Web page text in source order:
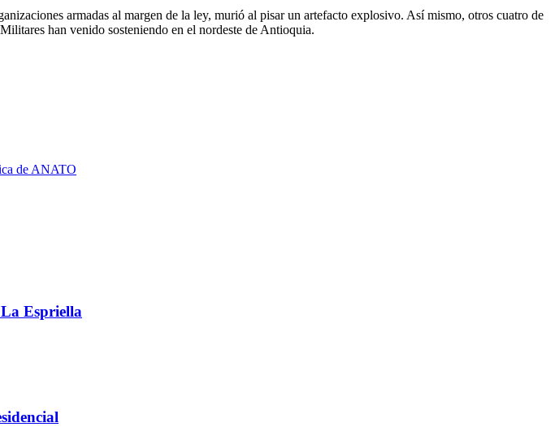
armadas al margen de la ley, murió al pisar un artefacto explosivo. Así mismo, otros cuatro de
han venido sosteniendo en el nordeste de Antioquia.
de ANATO
Espriella